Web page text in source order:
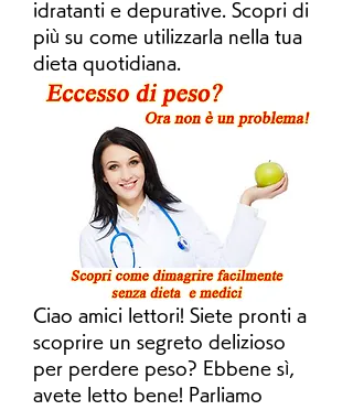
idratanti e depurative. Scopri di
più su come utilizzarla nella tua
dieta quotidiana.
Ciao amici lettori! Siete pronti a
scoprire un segreto delizioso
per perdere peso? Ebbene sì,
avete letto bene! Parliamo